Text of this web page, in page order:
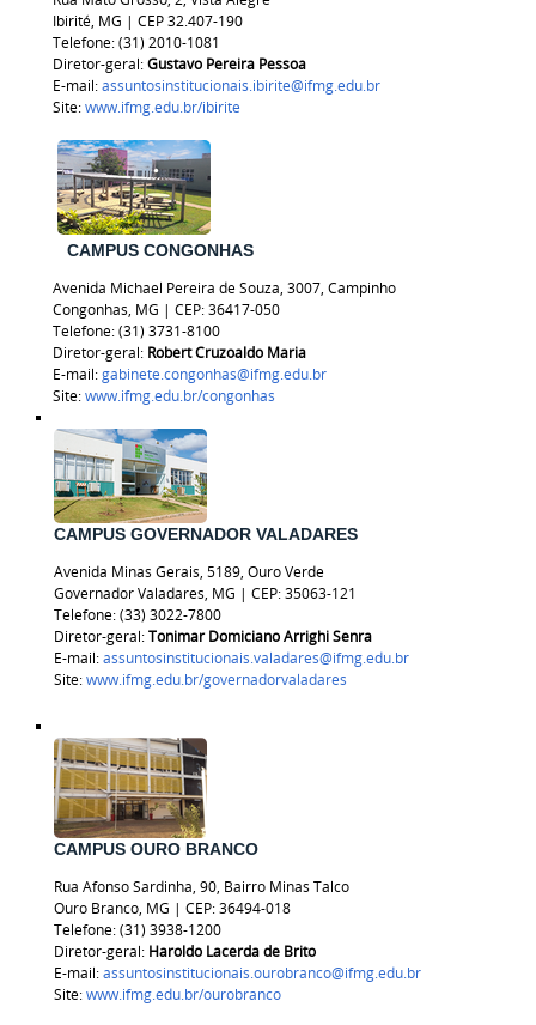
Ibirité, MG | CEP 32.407-190
Telefone: (31) 2010-1081
Diretor-geral:Gustavo Pereira Pessoa
E-mail:assuntosinstitucionais.ibirite@ifmg.edu.br
Site:www.ifmg.edu.br/ibirite
CAMPUS CONGONHAS
Avenida Michael Pereira de Souza, 3007, Campinho
Congonhas, MG | CEP: 36417-050
Telefone: (31) 3731-8100
Diretor-geral: Robert Cruzoaldo Maria
E-mail:gabinete.congonhas@ifmg.edu.br
Site:www.ifmg.edu.br/congonhas
CAMPUS GOVERNADOR VALADARES
Avenida Minas Gerais, 5189, Ouro Verde
Governador Valadares, MG | CEP: 35063-121
Telefone: (33) 3022-7800
Diretor-geral:Tonimar Domiciano Arrighi Senra
E-mail:assuntosinstitucionais.valadares@ifmg.edu.br
Site:www.ifmg.edu.br/governadorvaladares
CAMPUS OURO BRANCO
Rua Afonso Sardinha, 90, Bairro Minas Talco
Ouro Branco, MG | CEP: 36494-018
Telefone:(31) 3938-1200
Diretor-geral: Haroldo Lacerda de Brito
E-mail:assuntosinstitucionais.ourobranco@ifmg.edu.br
Site:www.ifmg.edu.br/ourobranco